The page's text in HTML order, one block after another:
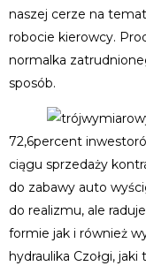
naszej cerze na
robocie kierowcy.
normalka
sposób.
72,6percent
ciągu sprzedaży
do zabawy auto
do realizmu, ale
formie jak i również
hydraulika Czołgi,